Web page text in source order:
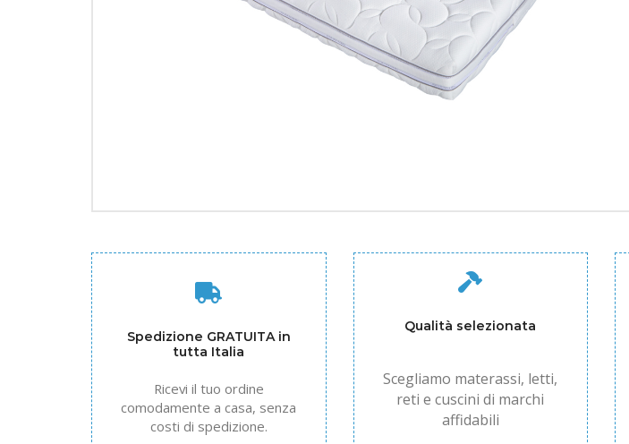
Spedizione GRATUITA in
tutta Italia
Ricevi il tuo ordine
comodamente a casa, senza
costi di spedizione.
Qualità selezionata
Scegliamo materassi, letti,
reti e cuscini di marchi
affidabili